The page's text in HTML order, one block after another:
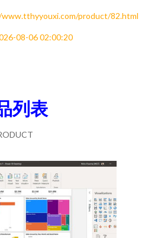
product/82.html
08-06 02:00:20
列表